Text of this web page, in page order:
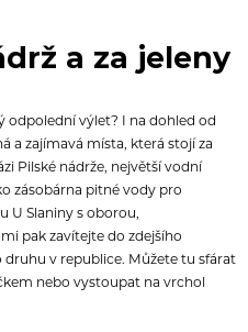
a za jeleny
odpolední výlet? I na dohled od
a zajímavá místa, která stojí za
Pilské nádrže, největší vodní
zásobárna pitné vody pro
U Slaniny s oborou,
pak zavítejte do zdejšího
druhu v republice. Můžete tu sfárat
nebo vystoupat na vrchol